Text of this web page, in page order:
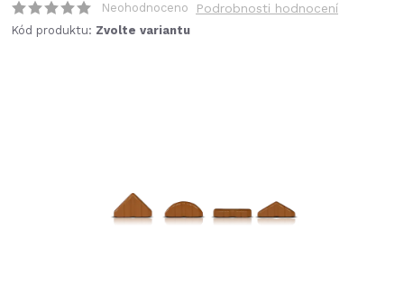
Neohodnoceno Podrobnosti hodnocení
Kód produktu: Zvolte variantu